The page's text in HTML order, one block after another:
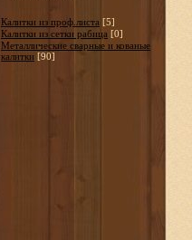
Калитки из проф.листа [5]
Калитки из сетки рабица [0]
Металлические сварные и кованые
калитки [90]